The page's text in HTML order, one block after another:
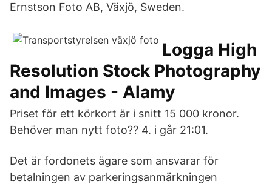
Ernstson Foto AB, Växjö, Sweden.
Logga High
Resolution Stock Photography
and Images - Alamy
Priset för ett körkort är i snitt 15 000 kronor.
Behöver man nytt foto?? 4. i går 21:01.
Det är fordonets ägare som ansvarar för
betalningen av parkeringsanmärkningen